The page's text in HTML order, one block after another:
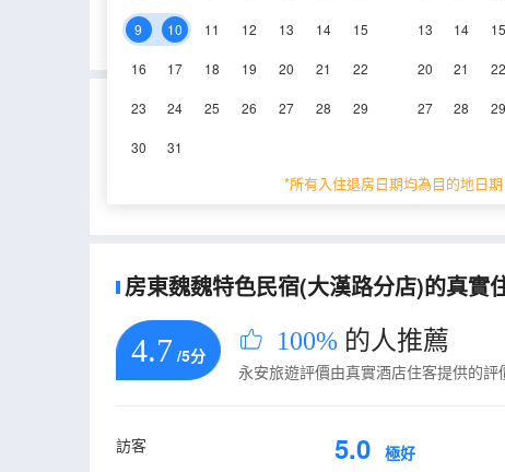
9 10 11 12 13 14 15
16 17 18 19 20 21 22
23 24 25 26 27 28 29
30 31
13 14 15
20 21 22
27 28 29
*所有入住退房日期均為目的地日期
重要資訊
根據《天津市生活垃圾管理條例》相關規定，自2020
房東魏魏特色民宿(大漢路分店)的真實
4.7 /5分 100% 的人推薦
永安旅遊評價由真實酒店住客提供的評
訪客
5.0 極好